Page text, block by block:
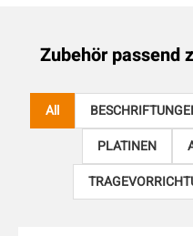
Zubehör passend
All
PLATINEN